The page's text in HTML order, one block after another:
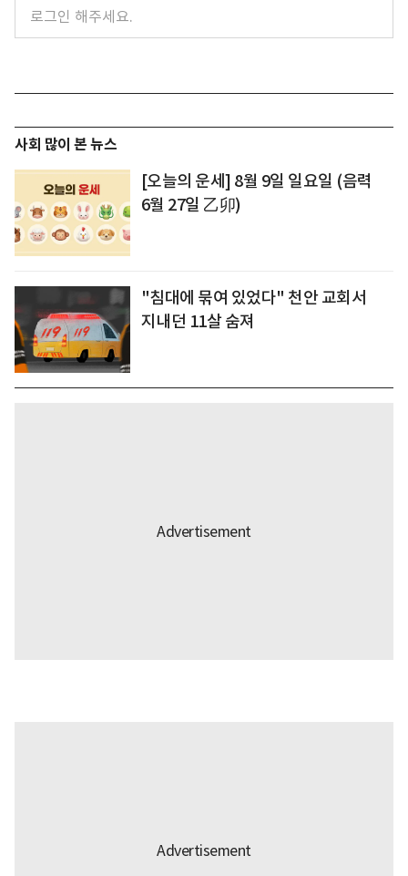
사회 많이 본 뉴스
[오늘의 운세] 8월 9일 일요일 (음력
6월 27일 乙卯)
"침대에 묶여 있었다" 천안 교회서
지내던 11살 숨져